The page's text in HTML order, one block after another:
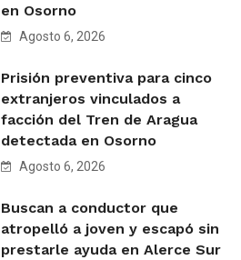
en Osorno
Agosto 6, 2026
Prisión preventiva para cinco
extranjeros vinculados a
facción del Tren de Aragua
detectada en Osorno
Agosto 6, 2026
Buscan a conductor que
atropelló a joven y escapó sin
prestarle ayuda en Alerce Sur